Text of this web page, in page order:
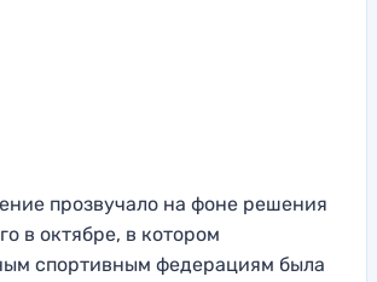
прозвучало на фоне решения
в октябре, в котором
спортивным федерациям была